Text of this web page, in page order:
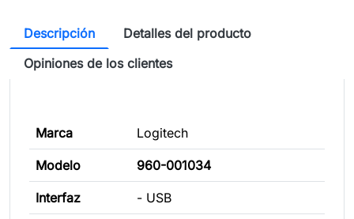
Descripción
Detalles del producto
Opiniones de los clientes
Marca Logitech
Modelo 960-001034
Interfaz - USB